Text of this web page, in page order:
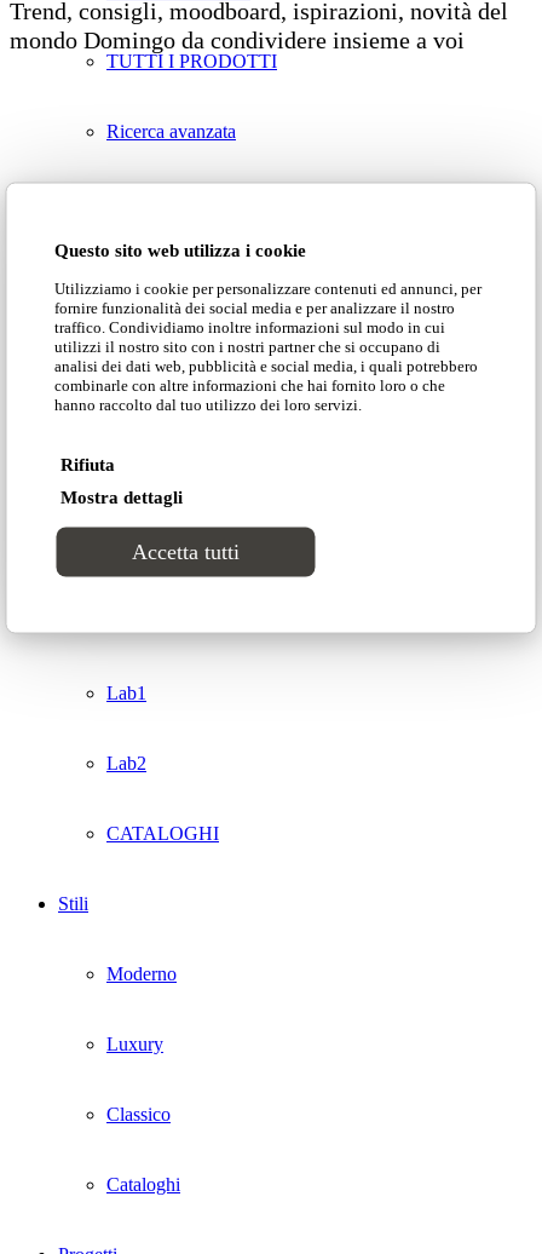
Questo sito web utilizza i cookie
Utilizziamo i cookie per personalizzare contenuti ed annunci, per
fornire funzionalità dei social media e per analizzare il nostro
traffico. Condividiamo inoltre informazioni sul modo in cui
utilizzi il nostro sito con i nostri partner che si occupano di
analisi dei dati web, pubblicità e social media, i quali potrebbero
combinarle con altre informazioni che hai fornito loro o che
hanno raccolto dal tuo utilizzo dei loro servizi.
Rifiuta
Mostra dettagli
Accetta tutti
TUTTI I PRODOTTI
Ricerca avanzata
Groove
Tracks
Sweet dreams
Lab1
Lab2
CATALOGHI
Stili
Moderno
Luxury
Classico
Cataloghi
Trend, consigli, moodboard, ispirazioni, novità del
mondo Domingo da condividere insieme a voi
Domingo Salotti S.r.l. Str. della Romagna, 285 –
61121 Pesaro (PU) Italia
© Domingo | P. IVA 00165000415
Privacy Policy